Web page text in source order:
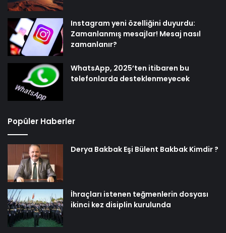
Instagram yeni özelliğini duyurdu:
Zamanlanmış mesajlar! Mesaj nasıl
zamanlanır?
WhatsApp, 2025’ten itibaren bu
telefonlarda desteklenmeyecek
Popüler Haberler
Derya Bakbak Eşi Bülent Bakbak Kimdir ?
İhraçları istenen teğmenlerin dosyası
ikinci kez disiplin kurulunda